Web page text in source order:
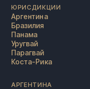
ЮРИСДИКЦИИ
Аргентина
Бразилия
Панама
Уругвай
Парагвай
Коста-Рика
АРГЕНТИНА